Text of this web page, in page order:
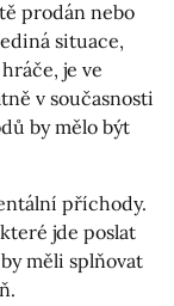
prodán nebo
situace,
je ve
v současnosti
by mělo být
příchody.
jde poslat
měli splňovat